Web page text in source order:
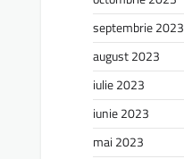
septembrie 2023
august 2023
iulie 2023
iunie 2023
mai 2023